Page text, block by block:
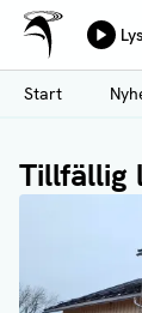
Hoppa
till
Ålands Radio &
Start
Tillfällig